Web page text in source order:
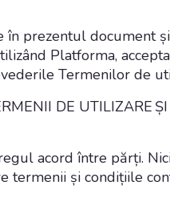
prezentul document
Platforma,
Termenilor de
DE UTILIZARE Ș
acord între părți.
termenii și condițiile